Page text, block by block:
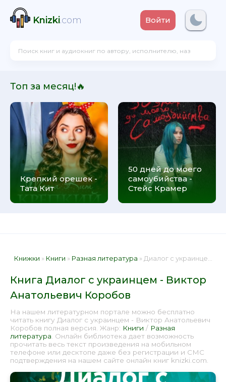
Knizki.com Войти
Топ за месяц!🔥
Крепкий орешек -
Тата Кит
50 дней до моего
самоубийства -
Стейс Крамер
Книжки » Книги » Разная литература » Диалог с украинцем - Виктор Анатольевич Коробов 📕 - Книга онлайн бесплатно
Книга Диалог с украинцем - Виктор
Анатольевич Коробов
На нашем литературном портале можно бесплатно
читать книгу Диалог с украинцем - Виктор Анатольевич
Коробов полная версия. Жанр: Книги / Разная
литература . Онлайн библиотека дает возможность
прочитать весь текст произведения на мобильном
телефоне или десктопе даже без регистрации и СМС
подтверждения на нашем сайте онлайн книг knizki.com.